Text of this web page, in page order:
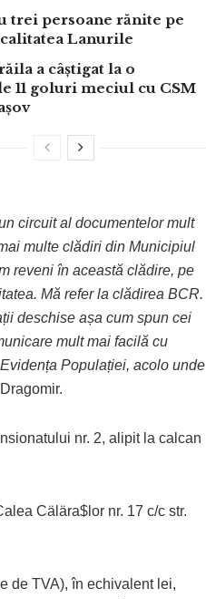
trei persoane rănite pe
Lanurile
a câștigat la o
11 goluri meciul cu CSM
circuit al documentelor mult
multe clădiri din Municipiul
reveni în această clădire, pe
Mă refer la clădirea BCR.
deschise așa cum spun cei
mult mai facilă cu
Populației, acolo unde
nr. 2, alipit la calcan
Cälära$lor nr. 17 c/c str.
de TVA), în echivalent lei,